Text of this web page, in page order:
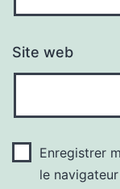
Site web
Enregistrer
le